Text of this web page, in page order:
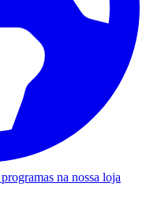
na nossa loja